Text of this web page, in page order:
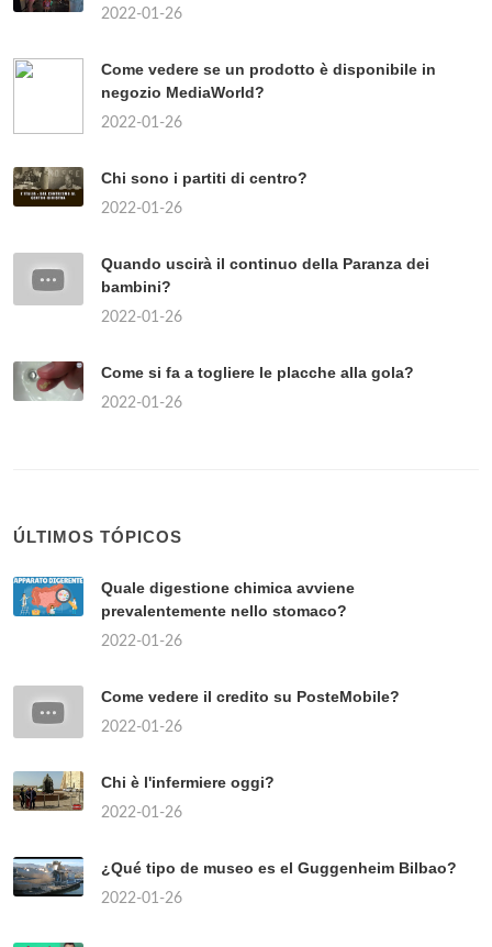
2022-01-26
Come vedere se un prodotto è disponibile in
negozio MediaWorld?
2022-01-26
Chi sono i partiti di centro?
2022-01-26
Quando uscirà il continuo della Paranza dei
bambini?
2022-01-26
Come si fa a togliere le placche alla gola?
2022-01-26
ÚLTIMOS TÓPICOS
Quale digestione chimica avviene
prevalentemente nello stomaco?
2022-01-26
Come vedere il credito su PosteMobile?
2022-01-26
Chi è l'infermiere oggi?
2022-01-26
¿Qué tipo de museo es el Guggenheim Bilbao?
2022-01-26